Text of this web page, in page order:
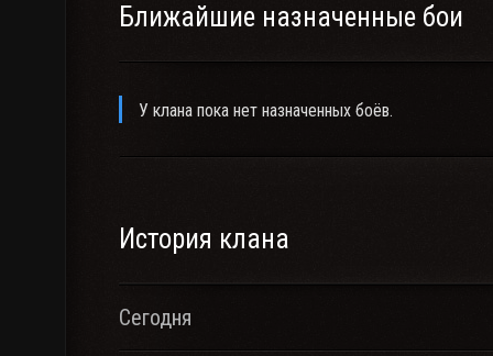
Ближайшие назначенные бои
У клана пока нет назначенных боёв.
История клана
Сегодня